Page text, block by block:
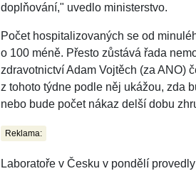
doplňování," uvedlo ministerstvo.
Počet hospitalizovaných se od
o 100 méně. Přesto zůstává řada
zdravotnictví Adam Vojtěch (za ANO)
z tohoto týdne podle něj ukážou, zda
nebo bude počet nákaz delší dobu
Reklama:
Laboratoře v Česku v pondělí